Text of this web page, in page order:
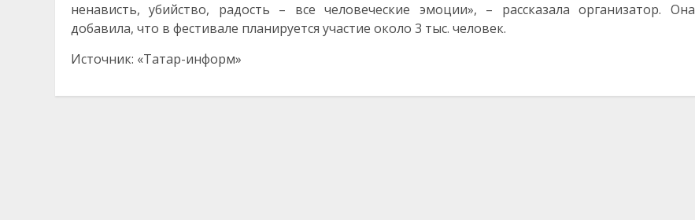
ненависть, убийство, радость – все человеческие эмоции», – рассказала организатор. Она
добавила, что в фестивале планируется участие около 3 тыс. человек.
Источник: «Татар-информ»